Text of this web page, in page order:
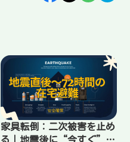
家具転倒：二次被害を止め
る｜地震後に“今すぐ”や